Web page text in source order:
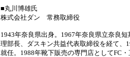
■丸川博雄氏
株式会社ダン 常務取締役
1943年奈良県出身。1967年奈良県立奈良
理部長、ダスキン共益代表取締役を経て、
就任。1988年靴下販売の専門店としてFC